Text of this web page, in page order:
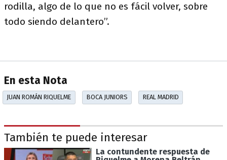
rodilla, algo de lo que no es fácil volver, sobre
todo siendo delantero”.
En esta Nota
JUAN ROMÁN RIQUELME BOCA JUNIORS REAL MADRID
También te puede interesar
La contundente respuesta de